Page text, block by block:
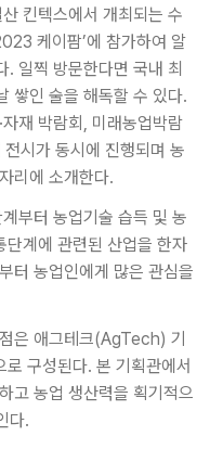
킨텍스에서 개최되는 수
케이팜’에 참가하여 알
. 일찍 방문한다면 국내 최
쌓인 술을 해독할 수 있다.
재 박람회, 미래농업박람
시가 동시에 진행되며 농
리에 소개한다.
부터 농업기술 습득 및 농
계에 관련된 산업을 한자
터 농업인에게 많은 관심을
은 애그테크(AgTech) 기
구성된다. 본 기획관에서
고 농업 생산력을 획기적으
다.